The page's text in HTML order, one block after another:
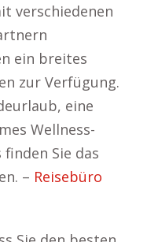
verschiedenen
ein breites
zur Verfügung.
eine
Wellness-
Sie das
– Reisebüro